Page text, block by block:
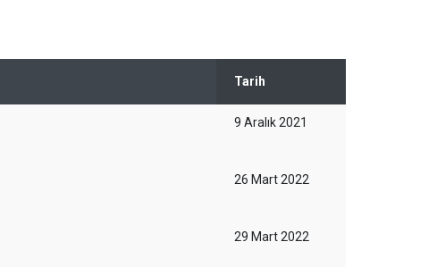
Tarih
9 Aralık 2021
26 Mart 2022
29 Mart 2022